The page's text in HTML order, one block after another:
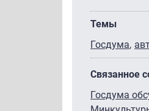
Темы
Госдума
Связанное
Госдума